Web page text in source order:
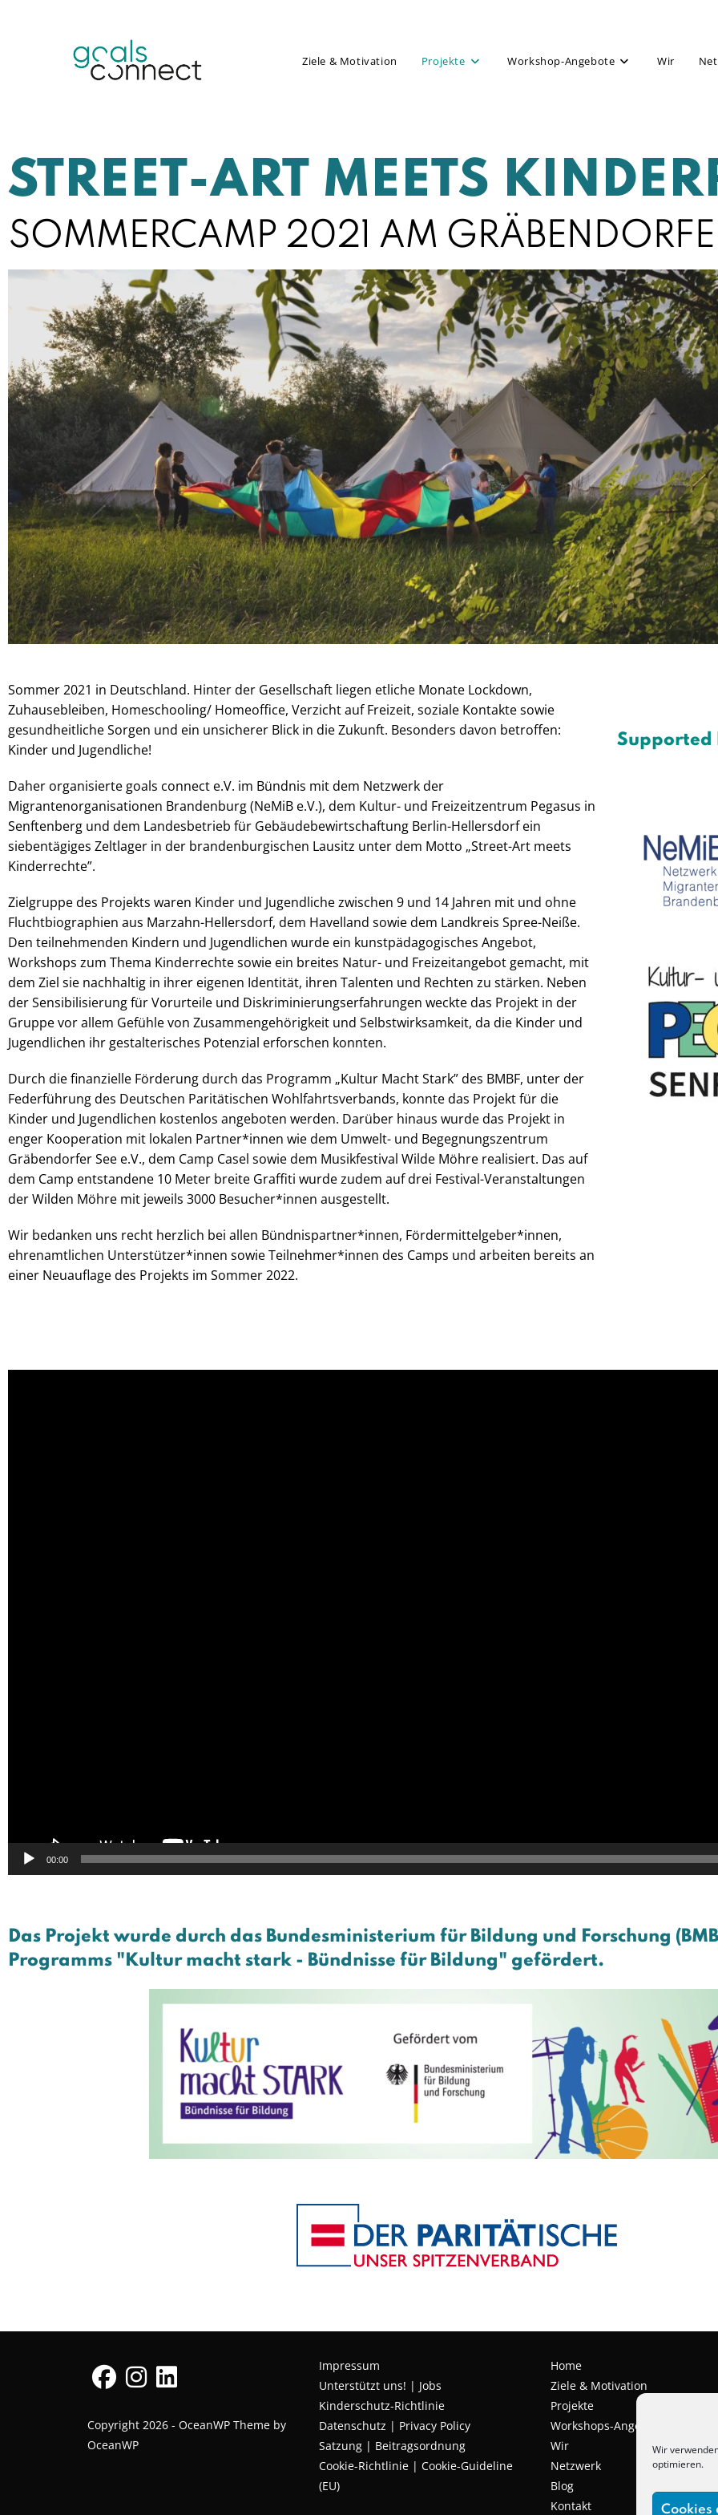
Wir
optimieren.
Cookies
Ziele & Motivation Projekte Workshop-Angebote Wir
STREET-ART MEETS
SOMMERCAMP 2021 AM
Sommer 2021 in Deutschland. Hinter der Gesellschaft liegen etliche Monate Lockdown,
Zuhausebleiben, Homeschooling/ Homeoffice, Verzicht auf Freizeit, soziale Kontakte sowie
gesundheitliche Sorgen und ein unsicherer Blick in die Zukunft. Besonders davon betroffen:
Kinder und Jugendliche!
Daher organisierte goals connect e.V. im Bündnis mit dem Netzwerk der
Migrantenorganisationen Brandenburg (NeMiB e.V.), dem Kultur- und Freizeitzentrum Pegasus in
Senftenberg und dem Landesbetrieb für Gebäudebewirtschaftung Berlin-Hellersdorf ein
siebentägiges Zeltlager in der brandenburgischen Lausitz unter dem Motto „Street-Art meets
Kinderrechte”.
Zielgruppe des Projekts waren Kinder und Jugendliche zwischen 9 und 14 Jahren mit und ohne
Fluchtbiographien aus Marzahn-Hellersdorf, dem Havelland sowie dem Landkreis Spree-Neiße.
Den teilnehmenden Kindern und Jugendlichen wurde ein kunstpädagogisches Angebot,
Workshops zum Thema Kinderrechte sowie ein breites Natur- und Freizeitangebot gemacht, mit
dem Ziel sie nachhaltig in ihrer eigenen Identität, ihren Talenten und Rechten zu stärken. Neben
der Sensibilisierung für Vorurteile und Diskriminierungserfahrungen weckte das Projekt in der
Gruppe vor allem Gefühle von Zusammengehörigkeit und Selbstwirksamkeit, da die Kinder und
Jugendlichen ihr gestalterisches Potenzial erforschen konnten.
Durch die finanzielle Förderung durch das Programm „Kultur Macht Stark” des BMBF, unter der
Federführung des Deutschen Paritätischen Wohlfahrtsverbands, konnte das Projekt für die
Kinder und Jugendlichen kostenlos angeboten werden. Darüber hinaus wurde das Projekt in
enger Kooperation mit lokalen Partner*innen wie dem Umwelt- und Begegnungszentrum
Gräbendorfer See e.V., dem Camp Casel sowie dem Musikfestival Wilde Möhre realisiert. Das auf
dem Camp entstandene 10 Meter breite Graffiti wurde zudem auf drei Festival-Veranstaltungen
der Wilden Möhre mit jeweils 3000 Besucher*innen ausgestellt.
Wir bedanken uns recht herzlich bei allen Bündnispartner*innen, Fördermittelgeber*innen,
ehrenamtlichen Unterstützer*innen sowie Teilnehmer*innen des Camps und arbeiten bereits an
einer Neuauflage des Projekts im Sommer 2022.
Supported
00:00
Das Projekt wurde durch das Bundesministerium für Bildung und Forschung
Programms "Kultur macht stark - Bündnisse für Bildung" gefördert.
Copyright 2026 - OceanWP Theme by
OceanWP
Impressum
Unterstützt uns! | Jobs
Kinderschutz-Richtlinie
Datenschutz | Privacy Policy
Satzung | Beitragsordnung
Cookie-Richtlinie | Cookie-Guideline
(EU)
Home
Ziele & Motivation
Projekte
Workshops-Angebote
Wir
Netzwerk
Blog
Kontakt